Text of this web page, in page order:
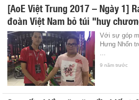
[AoE Việt Trung 2017 – Ngày 1]
đoàn Việt Nam bỏ túi "huy
Với sự góp
Hưng Nhổn
9 năm trước